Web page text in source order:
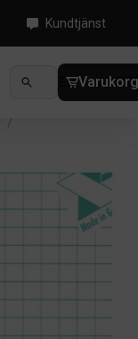
Kundtjänst
NYHETER
/